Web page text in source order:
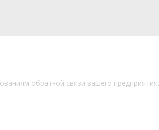
обратной связи вашего предприятия.